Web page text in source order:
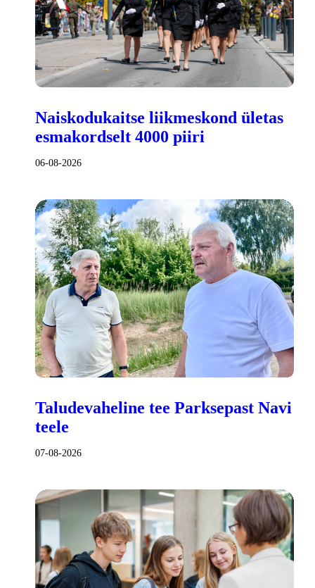
Naiskodukaitse liikmeskond ületas
esmakordselt 4000 piiri
06-08-2026
Taludevaheline tee Parksepast Navi
teele
07-08-2026